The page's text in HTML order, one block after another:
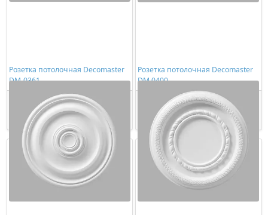
Розетка потолочная Decomaster
DM-0361
2197,00 ₽/шт
Купить
Розетка потолочная Decomaster
DM 0400
2840,00 ₽/шт
Купить